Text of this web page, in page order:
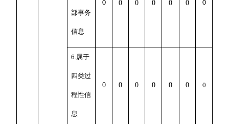
部事务
信息
0 0 0 0 0 0 0
6.属于
四类过
程性信
息
0 0 0 0 0 0 0